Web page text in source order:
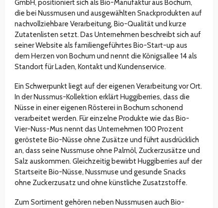
GmbH, positioniert sich als Bio-Manufaktur aus Bochum,
die bei Nussmusen und ausgewählten Snackprodukten auf
nachvollziehbare Verarbeitung, Bio-Qualität und kurze
Zutatenlisten setzt. Das Unternehmen beschreibt sich auf
seiner Website als familiengeführtes Bio-Start-up aus
dem Herzen von Bochum und nennt die Königsallee 14 als
Standort für Laden, Kontakt und Kundenservice.
Ein Schwerpunkt liegt auf der eigenen Verarbeitung vor Ort.
In der Nussmus-Kollektion erklärt Huggiberries, dass die
Nüsse in einer eigenen Rösterei in Bochum schonend
verarbeitet werden. Für einzelne Produkte wie das Bio-
Vier-Nuss-Mus nennt das Unternehmen 100 Prozent
geröstete Bio-Nüsse ohne Zusätze und führt ausdrücklich
an, dass seine Nussmuse ohne Palmöl, Zuckerzusätze und
Salz auskommen. Gleichzeitig bewirbt Huggiberries auf der
Startseite Bio-Nüsse, Nussmuse und gesunde Snacks
ohne Zuckerzusatz und ohne künstliche Zusatzstoffe.
Zum Sortiment gehören neben Nussmusen auch Bio-